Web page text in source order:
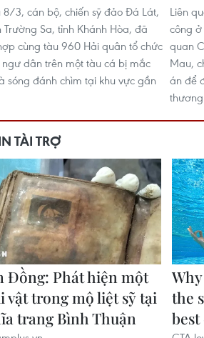
8/3, cán bộ, chiến sỹ đảo Đá Lát,
Trường Sa, tỉnh Khánh Hòa, đã
cùng tàu 960 Hải quân tổ chức
dân trên một tàu cá bị mắc
sóng đánh chìm tại khu vực gần
Liên
công
quan
Mau,
án để